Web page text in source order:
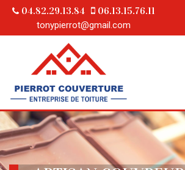
04.82.29.13.84 06.13.15.76.11
tonypierrot@gmail.com